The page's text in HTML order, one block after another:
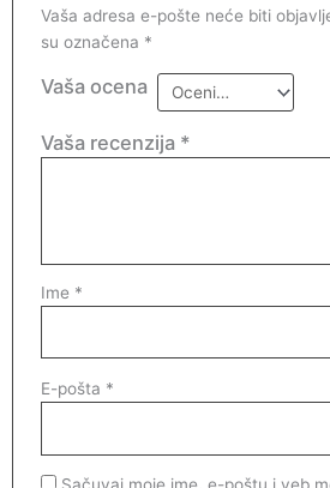
Vaša adresa e-pošte neće biti
su označena *
Vaša ocena
Vaša recenzija *
Ime *
E-pošta *